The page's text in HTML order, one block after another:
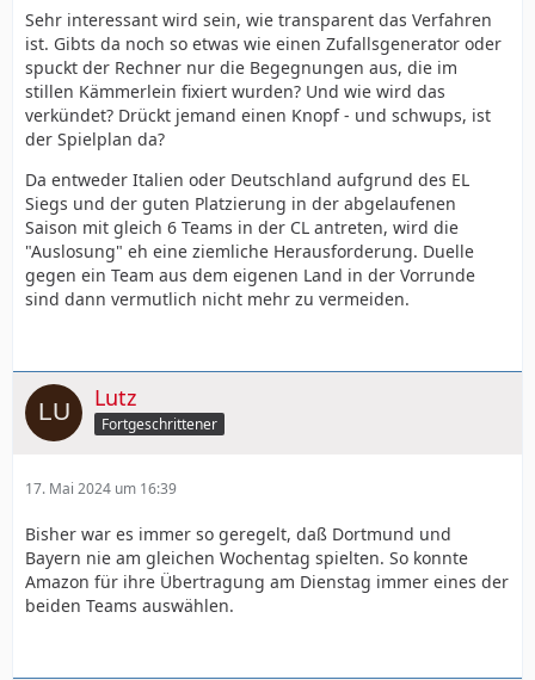
Sehr interessant wird sein, wie transparent das Verfahren
ist. Gibts da noch so etwas wie einen Zufallsgenerator oder
spuckt der Rechner nur die Begegnungen aus, die im
stillen Kämmerlein fixiert wurden? Und wie wird das
verkündet? Drückt jemand einen Knopf - und schwups, ist
der Spielplan da?
Da entweder Italien oder Deutschland aufgrund des EL
Siegs und der guten Platzierung in der abgelaufenen
Saison mit gleich 6 Teams in der CL antreten, wird die
"Auslosung" eh eine ziemliche Herausforderung. Duelle
gegen ein Team aus dem eigenen Land in der Vorrunde
sind dann vermutlich nicht mehr zu vermeiden.
Lutz
Fortgeschrittener
17. Mai 2024 um 16:39
Bisher war es immer so geregelt, daß Dortmund und
Bayern nie am gleichen Wochentag spielten. So konnte
Amazon für ihre Übertragung am Dienstag immer eines der
beiden Teams auswählen.